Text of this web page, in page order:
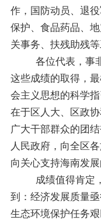
作，国防动员、退役
保护、食品药品、
关事务、扶残助残等
各位代表，事
这些成绩的取得，
会主义思想的科学
在于区 人大、 区政
广大干部群众的团
人民政府，向全区
向关心支持海南发
成绩值得肯定
到： 经济发展质量
生态环境保护任务